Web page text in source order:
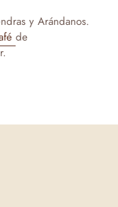
y Arándanos.
de